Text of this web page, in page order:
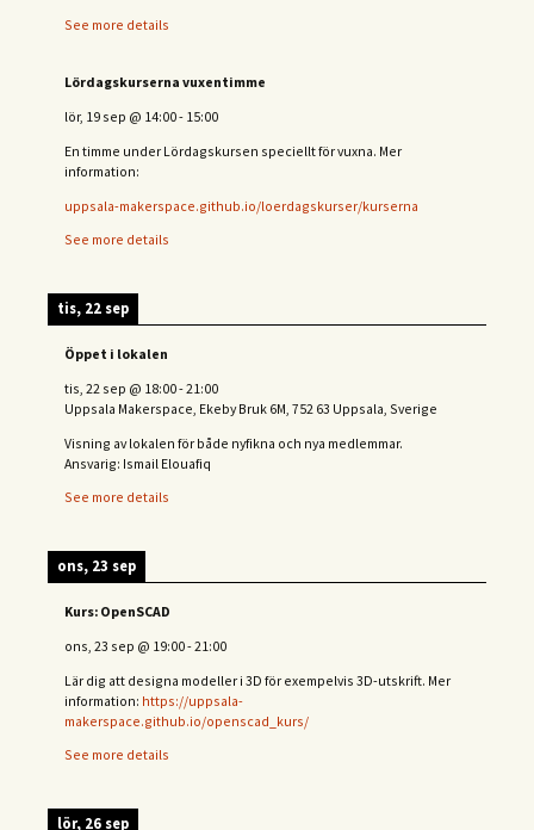
See more details
Lördagskurserna vuxentimme
lör, 19 sep @ 14:00- 15:00
En timme under Lördagskursen speciellt för vuxna. Mer
information:
uppsala-makerspace.github.io/loerdagskurser/kurserna
See more details
tis, 22 sep
Öppet i lokalen
tis, 22 sep @ 18:00-21:00
Uppsala Makerspace, Ekeby Bruk 6M, 752 63 Uppsala, Sverige
Visning av lokalen för både nyfikna och nya medlemmar.
Ansvarig: Ismail Elouafiq
See more details
ons, 23 sep
Kurs: OpenSCAD
ons, 23 sep @ 19:00-21:00
Lär dig att designa modeller i 3D för exempelvis 3D-utskrift. Mer
information: https://uppsala-
makerspace.github.io/openscad_kurs/
See more details
lör, 26 sep